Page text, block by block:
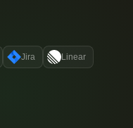
Jira Linear